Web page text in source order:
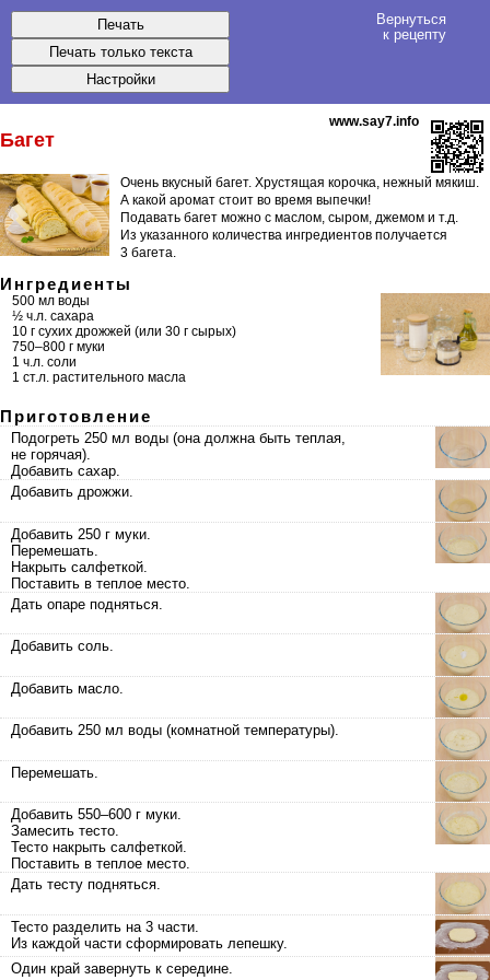
Вернуться
к рецепту
www.say7.info
Багет
Очень вкусный багет. Хрустящая корочка, нежный мякиш.
А какой аромат стоит во время выпечки!
Подавать багет можно с маслом, сыром, джемом и т.д.
Из указанного количества ингредиентов получается
3 багета.
Ингредиенты
500 мл воды
½ ч.л. сахара
10 г сухих дрожжей (или 30 г сырых)
750–800 г муки
1 ч.л. соли
1 ст.л. растительного масла
Приготовление
Подогреть 250 мл воды (она должна быть теплая,
не горячая).
Добавить сахар.
Добавить дрожжи.
Добавить 250 г муки.
Перемешать.
Накрыть салфеткой.
Поставить в теплое место.
Дать опаре подняться.
Добавить соль.
Добавить масло.
Добавить 250 мл воды (комнатной температуры).
Перемешать.
Добавить 550–600 г муки.
Замесить тесто.
Тесто накрыть салфеткой.
Поставить в теплое место.
Дать тесту подняться.
Тесто разделить на 3 части.
Из каждой части сформировать лепешку.
Один край завернуть к середине.